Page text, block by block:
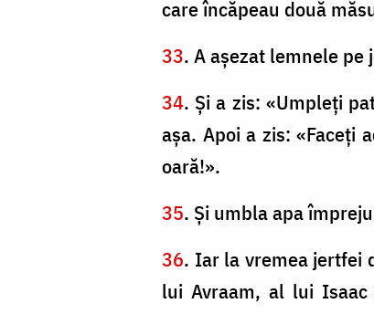
care încăpeau două
33. A aşezat lemnele
34. Şi a zis: «Umpleţi
aşa. Apoi a zis: «Faceţi
oară!».
35. Şi umbla apa
36. Iar la vremea jertfei
lui Avraam, al lui